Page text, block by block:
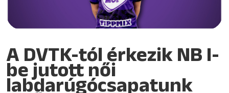
A DVTK-tól érkezik NB I-
be jutott női
labdarúgócsapatunk